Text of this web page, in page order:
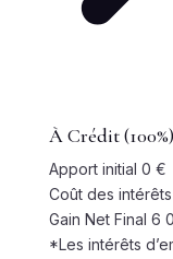
À Crédit (100%)
Apport initial 0 €
Coût des
Gain Net Final 6
*Les intérêts